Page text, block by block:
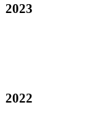
2023
2022